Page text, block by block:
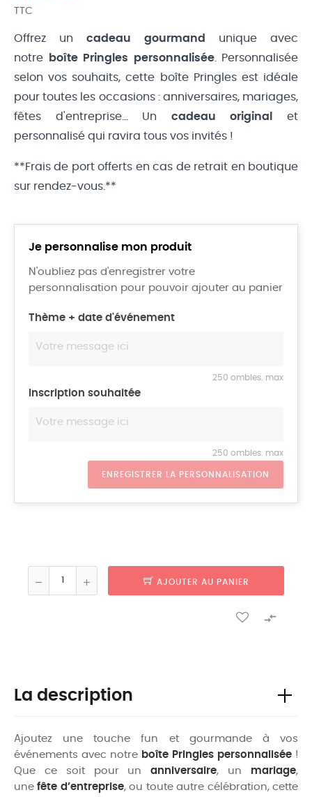
TTC
Offrez un cadeau gourmand
unique avec
notre
boîte Pringles personnalisée. Personnalisée
selon vos souhaits, cette boîte Pringles est idéale
pour toutes les occasions : anniversaires, mariages,
fêtes d'entreprise… Un cadeau original
et
personnalisé qui ravira tous vos invités !
**Frais de port offerts en cas de retrait en boutique
sur rendez-vous.**
Je personnalise mon produit
N'oubliez pas d'enregistrer votre
personnalisation pour pouvoir ajouter au panier
Thème + date d'événement
250 ombles. max
Inscription souhaitée
250 ombles. max
ENREGISTRER LA PERSONNALISATION
AJOUTER AU PANIER

La description
Ajoutez une touche fun et gourmande à vos
événements avec notre boîte Pringles personnalisée !
Que ce soit pour unanniversaire, un mariage,
unefête d’entreprise, ou toute autre célébration, cette